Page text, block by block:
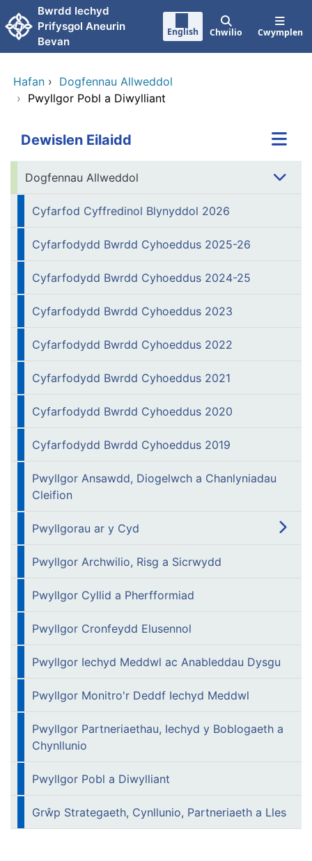
Neidio i'r prif gynnwy
Bwrdd Iechyd
Prifysgol Aneurin
Bevan
English Chwilio Cwymplen
Hafan › Dogfennau Allweddol
› Pwyllgor Pobl a Diwylliant
Dewislen Eilaidd
Dogfennau Allweddol
Cyfarfod Cyffredinol Blynyddol 2026
Cyfarfodydd Bwrdd Cyhoeddus 2025-26
Cyfarfodydd Bwrdd Cyhoeddus 2024-25
Cyfarfodydd Bwrdd Cyhoeddus 2023
Cyfarfodydd Bwrdd Cyhoeddus 2022
Cyfarfodydd Bwrdd Cyhoeddus 2021
Cyfarfodydd Bwrdd Cyhoeddus 2020
Cyfarfodydd Bwrdd Cyhoeddus 2019
Pwyllgor Ansawdd, Diogelwch a Chanlyniadau
Cleifion
Pwyllgorau ar y Cyd
Pwyllgor Archwilio, Risg a Sicrwydd
Pwyllgor Cyllid a Pherfformiad
Pwyllgor Cronfeydd Elusennol
Pwyllgor Iechyd Meddwl ac Anableddau Dysgu
Pwyllgor Monitro'r Deddf Iechyd Meddwl
Pwyllgor Partneriaethau, Iechyd y Boblogaeth a
Chynllunio
Pwyllgor Pobl a Diwylliant
Grŵp Strategaeth, Cynllunio, Partneriaeth a Lles